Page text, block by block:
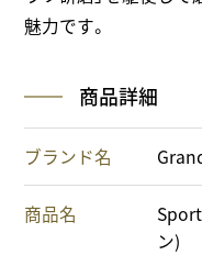
魅力です。
商品詳細
ブランド名
商品名
ン)